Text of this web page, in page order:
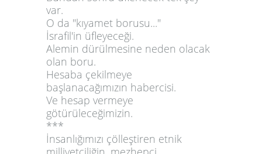
var.
O da "kıyamet borusu..."
İsrafil'in üfleyeceği.
Alemin dürülmesine neden olacak
olan boru.
Hesaba çekilmeye
başlanacağımızın habercisi.
Ve hesap vermeye
götürüleceğimizin.
***
İnsanlığımızı çölleştiren etnik